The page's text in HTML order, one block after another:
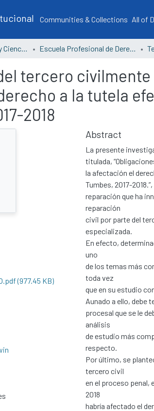
Communities & Collections All of
Facultad de Derecho y Ciencias Políticas Escuela Profesional de Derecho
tercero
a la tutela
2018
(977.45 KB)
Abstract
La presente
titulada,
la afectación el
Tumbes, 2017-
reparación que ha
reparación
civil por parte del
especializada.
En efecto,
uno
de los temas más
toda vez
que en su estudio
Aunado a ello, debe
procesal que se le
análisis
de estudio más
respecto.
Por último, se
tercero civil
en el proceso penal,
2018
habría afectado el